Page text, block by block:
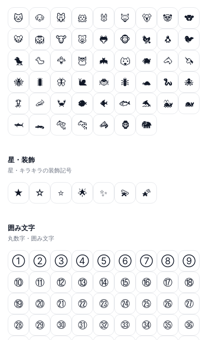
🐱 🐶 🐭 🐹 🐰 🦊 🐻 🐼
🐨
🐯
🦁 🐮 🐷 🐸 🐵 🐔 🐧
🐦
🐤
🦆 🦅 🦉 🦇 🐺 🐗 🐴
🦄
🐝
🐛 🦋 🐌 🐞 🐜 🐢 🐍
🐙
🦑
🦐 🦀 🐡 🐠 🐟 🐬 🐳
🐋
🦈
🐊 🐅 🐆 🦓 🦍 🐘
星・装飾
星・キラキラの装飾記号
★ ☆ ⭐ 🌟 ✨ 💫 🌠
囲み文字
丸数字・囲み文字
① ② ③ ④ ⑤ ⑥ ⑦ ⑧
⑨
⑩
⑪ ⑫ ⑬ ⑭ ⑮ ⑯ ⑰
⑱
⑲
⑳ ㉑ ㉒ ㉓ ㉔ ㉕ ㉖
㉗
㉘
㉙ ㉚ ㉛ ㉜ ㉝ ㉞ ㉟
㊱